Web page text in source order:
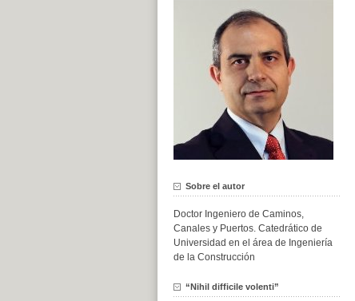
Sobre el autor
Doctor Ingeniero de Caminos,
Canales y Puertos. Catedrático de
Universidad en el área de Ingeniería
de la Construcción
“Nihil difficile volenti”